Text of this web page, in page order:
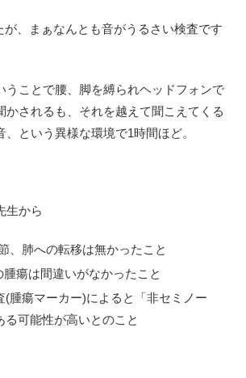
、まぁなんとも音がうるさい検査です
うことで腰、脚を縛られヘッドフォンで
かされるも、それを越えて聞こえてくる
という異様な環境で1時間ほど。
生から
、肺への転移は無かったこと
瘍は間違いがなかったこと
(腫瘍マーカー)によると「非セミノー
る可能性が高いとのこと